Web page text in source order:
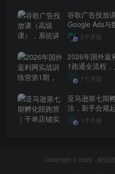
谷歌广告投放
Google Ads与
2个月前
2026年国外返
1跑通全流程
1个月前
亚马逊第七期
法，新手合规
落地（更新
1个月前
Copyright © 2025 · 创业团